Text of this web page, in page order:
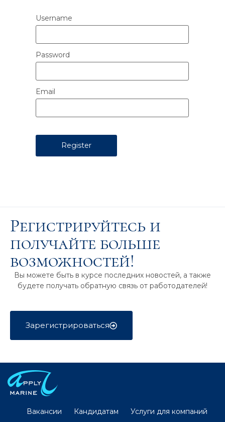
Username
Password
Email
Регистрируйтесь и
получайте больше
возможностей!
Вы можете быть в курсе последних новостей, а также
будете получать обратную связь от работодателей!
Зарегистрироваться
Вакансии Кандидатам
Услуги для компаний